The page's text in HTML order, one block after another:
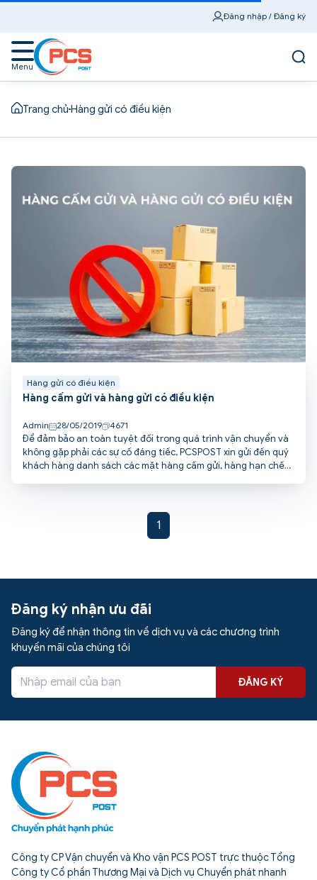
Đăng nhập / Đăng ký
Menu
Trang chủHàng gửi có điều kiện
Hàng gửi có điều kiện
Hàng cấm gửi và hàng gửi có điều kiện
Admin 28/05/2019 4671
Để đảm bảo an toàn tuyệt đối trong quá trình vận chuyển và
không gặp phải các sự cố đáng tiếc, PCSPOST xin gửi đến quý
khách hàng danh sách các mặt hàng cấm gửi, hàng hạn chế
1
Đăng ký nhận ưu đãi
Đăng ký để nhận thông tin về dịch vụ và các chương trình
khuyến mãi của chúng tôi
ĐĂNG KÝ
Công ty CP Vận chuyển và Kho vận PCS POST trực thuộc Tổng
Công ty Cổ phần Thương Mại và Dịch vụ Chuyển phát nhanh